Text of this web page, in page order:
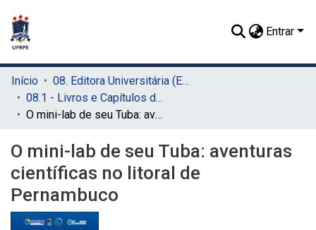
Entrar
Início
08. Editora Universitária (EDUFRPE)
08.1 - Livros e Capítulos de Livros (EDUFRPE)
O mini-lab de seu Tuba: aventuras científicas no litoral de Pernambuco
O mini-lab de seu Tuba: aventuras
científicas no litoral de
Pernambuco